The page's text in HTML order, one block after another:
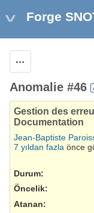
Forge
Anomalie #46
Gestion des
Documentation
Jean-Baptiste
7 yıldan fazla önce
Durum:
Öncelik:
Atanan: